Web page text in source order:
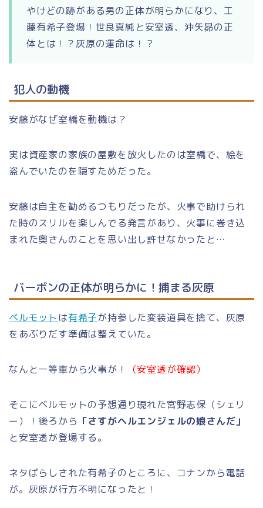
やけどの跡がある男の正体が明らかになり、工
藤有希子登場！世良真純と安室透、沖矢昴の正
体とは！？灰原の運命は！？
犯人の動機
安藤がなぜ室橋を動機は？
実は資産家の家族の屋敷を放火したのは室橋で、絵を
盗んでいたのを隠すためだった。
安藤は自主を勧めるつもりだったが、火事で助けられ
た時のスリルを楽しんでる発言があり、火事に巻き込
まれた奥さんのことを思い出し許せなかったと…
バーボンの正体が明らかに！捕まる灰原
ベルモットは有希子が持参した変装道具を捨て、灰原
をあぶりだす準備は整えていた。
なんと一等車から火事が！ （安室透が確認）
そこにベルモットの予想通り現れた宮野志保（シェリ
ー）！後ろから 「さすがヘルエンジェルの娘さんだ」
と安室透が登場する。
ネタばらしされた有希子のところに、コナンから電話
が。灰原が行方不明になったと！